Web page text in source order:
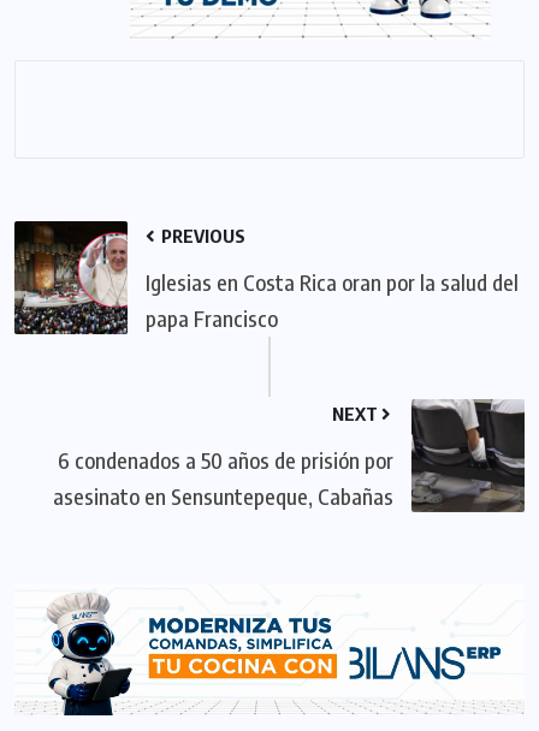
PREVIOUS
Iglesias en Costa Rica oran por la salud del
papa Francisco
NEXT
6 condenados a 50 años de prisión por
asesinato en Sensuntepeque, Cabañas